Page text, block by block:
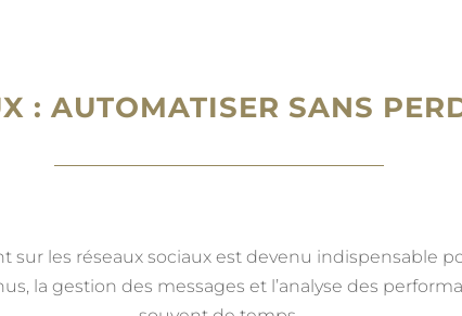
: AUTOMATISER SANS
sur les réseaux sociaux est devenu indispensable
la gestion des messages et l’analyse des